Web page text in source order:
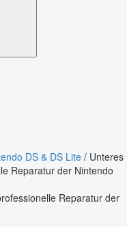
DS & DS Lite/ Unteres
Reparatur der Nintendo